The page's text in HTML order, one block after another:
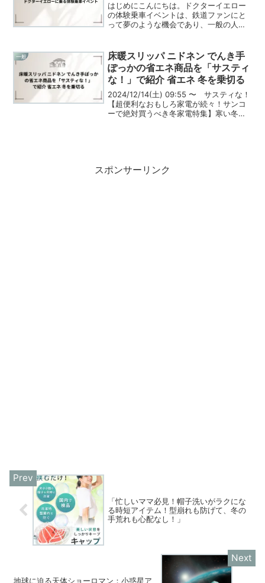
はじめにこんにちは。ドクターイエロー
の体験乗車イベントは、鉄道ファンにと
って夢のような機会であり、一般の人々
日常から離れて新たな視点を与えてくれ
ることを知っています。イ...
一般
床暖スリッパ ニドネン でんき手
ぽっかの省エネ商品を「サスティ
な！」で紹介 省エネ 冬を乗切る
2024/12/14(土) 09:55 〜 サスティな！
【超便利なおもしろ家電が続々！サンコ
ーで絶対買うべき冬家電特集】寒い冬の
スポンサーリンク
「忙しいママ必見！帽子洗いがラクにな
る時短アイテム！型崩れも防げて、冬の
手荒れも心配なし！」
地球に迫る天体ショーロマン：小惑星ア